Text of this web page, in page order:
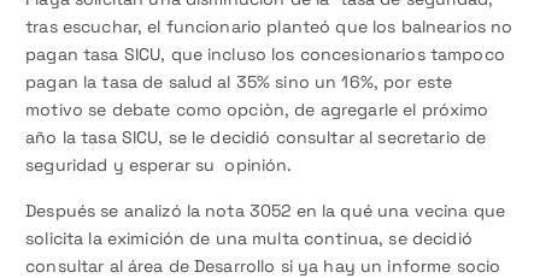
tras escuchar, el funcionario planteó que los balnearios no
pagan tasa SICU, que incluso los concesionarios tampoco
pagan la tasa de salud al 35% sino un 16%, por este
motivo se debate como opciòn, de agregarle el próximo
año la tasa SICU, se le decidió consultar al secretario de
seguridad y esperar su opinión.
Después se analizó la nota 3052 en la qué una vecina que
solicita la eximición de una multa continua, se decidió
consultar al área de Desarrollo si ya hay un informe socio